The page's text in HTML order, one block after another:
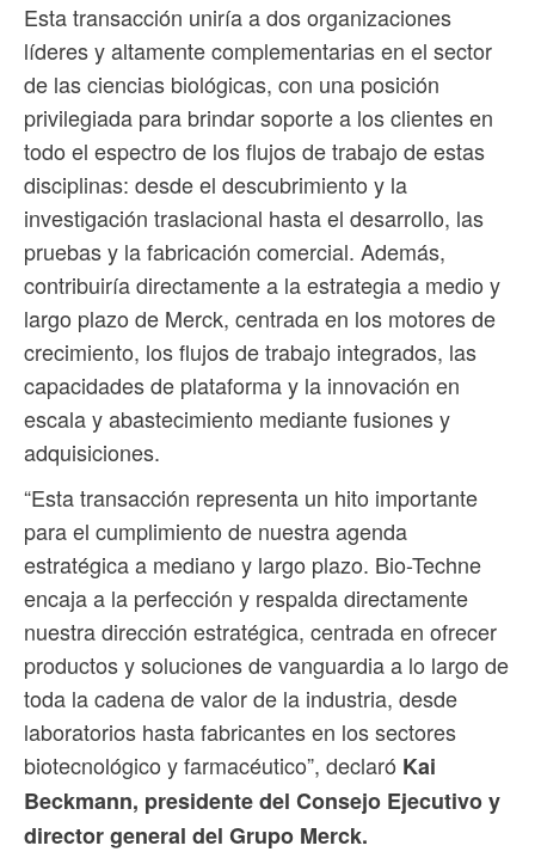
Esta transacción uniría a dos organizaciones
líderes y altamente complementarias en el sector
de las ciencias biológicas, con una posición
privilegiada para brindar soporte a los clientes en
todo el espectro de los flujos de trabajo de estas
disciplinas: desde el descubrimiento y la
investigación traslacional hasta el desarrollo, las
pruebas y la fabricación comercial. Además,
contribuiría directamente a la estrategia a medio y
largo plazo de Merck, centrada en los motores de
crecimiento, los flujos de trabajo integrados, las
capacidades de plataforma y la innovación en
escala y abastecimiento mediante fusiones y
adquisiciones.
“Esta transacción representa un hito importante
para el cumplimiento de nuestra agenda
estratégica a mediano y largo plazo. Bio-Techne
encaja a la perfección y respalda directamente
nuestra dirección estratégica, centrada en ofrecer
productos y soluciones de vanguardia a lo largo de
toda la cadena de valor de la industria, desde
laboratorios hasta fabricantes en los sectores
biotecnológico y farmacéutico”, declaró Kai
Beckmann, presidente del Consejo Ejecutivo y
director general del Grupo Merck.